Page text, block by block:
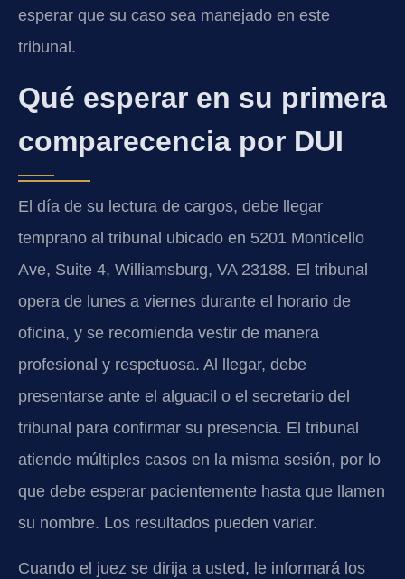
esperar que su caso sea manejado en este
tribunal.
Qué esperar en su primera
comparecencia por DUI
El día de su lectura de cargos, debe llegar
temprano al tribunal ubicado en 5201 Monticello
Ave, Suite 4, Williamsburg, VA 23188. El tribunal
opera de lunes a viernes durante el horario de
oficina, y se recomienda vestir de manera
profesional y respetuosa. Al llegar, debe
presentarse ante el alguacil o el secretario del
tribunal para confirmar su presencia. El tribunal
atiende múltiples casos en la misma sesión, por lo
que debe esperar pacientemente hasta que llamen
su nombre. Los resultados pueden variar.
Cuando el juez se dirija a usted, le informará los